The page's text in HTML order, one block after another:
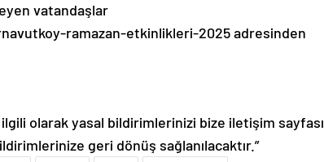
vatandaşlar
ramazan-etkinlikleri-2025 adresinden
olarak yasal bildirimlerinizi bize iletişim sayfası
geri dönüş sağlanılacaktır.”